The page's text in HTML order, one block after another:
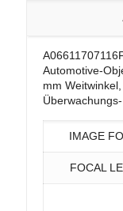
Automotive-
mm
IMAGE
FOCAL